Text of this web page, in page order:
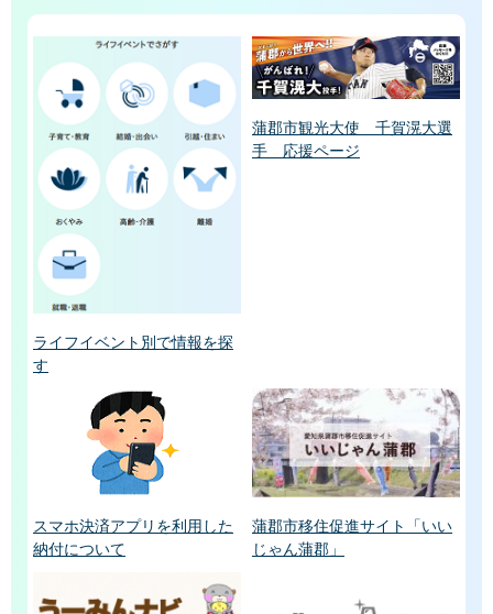
ライフイベント別で情報を探
す
蒲郡市観光大使 千賀滉大選
手 応援ページ
スマホ決済アプリを利用した
納付について
蒲郡市移住促進サイト「いい
じゃん蒲郡」